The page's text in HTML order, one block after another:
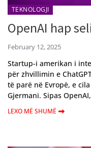
TEKNOLOGJI
OpenAI hap
February 12, 2025
Startup-i amerikan i
për zhvillimin e
të parë në Evropë, e
Gjermani. Sipas
LEXO MË SHUMË